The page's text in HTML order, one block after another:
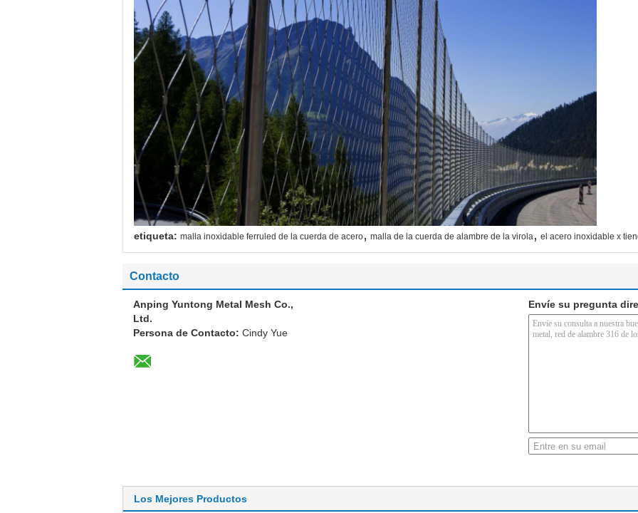
etiqueta: malla inoxidable ferruled de la cuerda de acero, malla de la cuerda de alambre de la virola, el acero inoxidable x
Contacto
Anping Yuntong Metal Mesh Co.,
Ltd.
Persona de Contacto: Cindy Yue
Envíe su pregunta
Los Mejores Productos